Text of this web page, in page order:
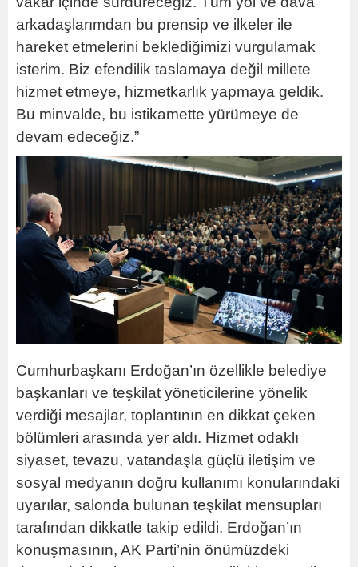
arkadaşlarımdan bu prensip ve ilkeler ile
hareket etmelerini beklediğimizi vurgulamak
isterim. Biz efendilik taslamaya değil millete
hizmet etmeye, hizmetkarlık yapmaya geldik.
Bu minvalde, bu istikamette yürümeye de
devam edeceğiz.”
Cumhurbaşkanı Erdoğan’ın özellikle belediye
başkanları ve teşkilat yöneticilerine yönelik
verdiği mesajlar, toplantının en dikkat çeken
bölümleri arasında yer aldı. Hizmet odaklı
siyaset, tevazu, vatandaşla güçlü iletişim ve
sosyal medyanın doğru kullanımı konularındaki
uyarılar, salonda bulunan teşkilat mensupları
tarafından dikkatle takip edildi. Erdoğan’ın
konuşmasının, AK Parti’nin önümüzdeki